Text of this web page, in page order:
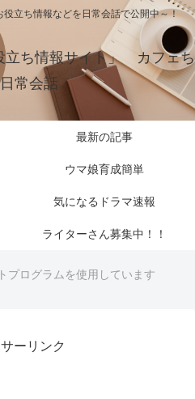
立ち情報などを日常会話で公開中～！
立ち情報サイト」 カフェち
常会話
最新の記事
ウマ娘育成簡単
気になるドラマ速報
ライターさん募集中！！
プログラムを使用しています
ーリンク